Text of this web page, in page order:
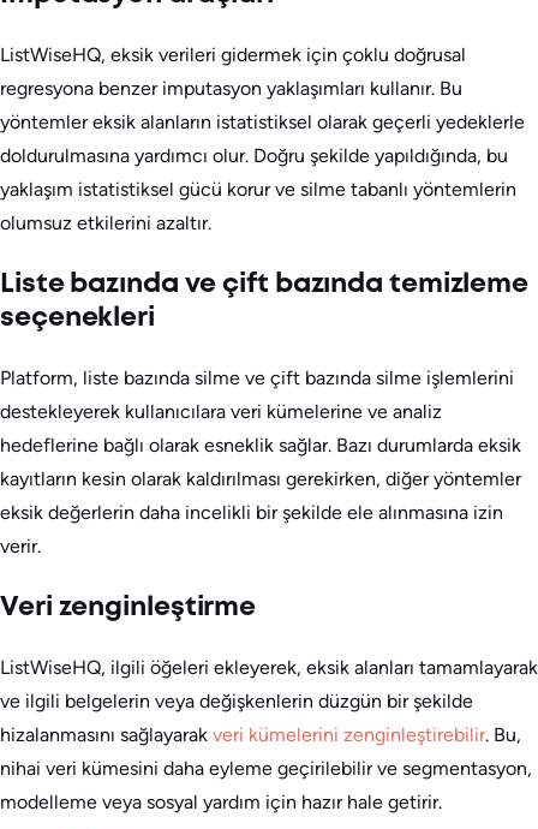
ListWiseHQ, eksik verileri gidermek için çoklu doğrusal
regresyona benzer imputasyon yaklaşımları kullanır. Bu
yöntemler eksik alanların istatistiksel olarak geçerli yedeklerle
doldurulmasına yardımcı olur. Doğru şekilde yapıldığında, bu
yaklaşım istatistiksel gücü korur ve silme tabanlı yöntemlerin
olumsuz etkilerini azaltır.
Liste bazında ve çift bazında temizleme
seçenekleri
Platform, liste bazında silme ve çift bazında silme işlemlerini
destekleyerek kullanıcılara veri kümelerine ve analiz
hedeflerine bağlı olarak esneklik sağlar. Bazı durumlarda eksik
kayıtların kesin olarak kaldırılması gerekirken, diğer yöntemler
eksik değerlerin daha incelikli bir şekilde ele alınmasına izin
verir.
Veri zenginleştirme
ListWiseHQ, ilgili öğeleri ekleyerek, eksik alanları tamamlayarak
ve ilgili belgelerin veya değişkenlerin düzgün bir şekilde
hizalanmasını sağlayarak veri kümelerini zenginleştirebilir. Bu,
nihai veri kümesini daha eyleme geçirilebilir ve segmentasyon,
modelleme veya sosyal yardım için hazır hale getirir.